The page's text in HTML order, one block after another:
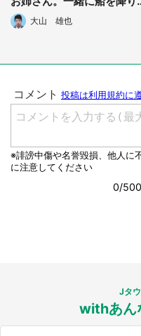
と、黒塗りの車が..」 (大阪
府・70代男性)
大山 雄也
Jタ
withあん